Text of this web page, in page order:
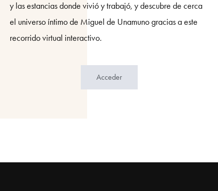
y las estancias donde vivió y trabajó, y descubre de cerca
el universo íntimo de Miguel de Unamuno gracias a este
recorrido virtual interactivo.
Acceder